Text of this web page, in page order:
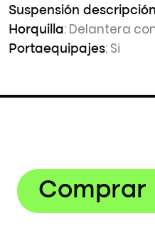
Suspensión descripción
Horquilla: Delantera
Portaequipajes: Si
Comprar